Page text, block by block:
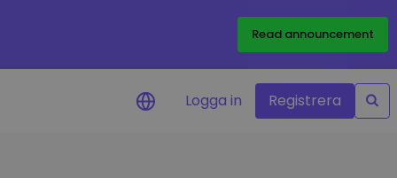
Read announcement
Logga in Registrera